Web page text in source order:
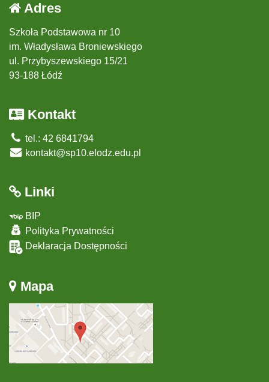
Adres
Szkoła Podstawowa nr 10
im. Władysława Broniewskiego
ul. Przybyszewskiego 15/21
93-188 Łódź
Kontakt
tel.: 42 6841794
kontakt@sp10.elodz.edu.pl
Linki
BIP
Polityka Prywatności
Deklaracja Dostępności
Mapa